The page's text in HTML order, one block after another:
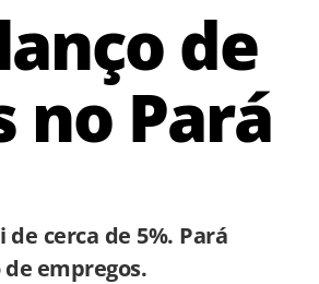
de
no Pará
cerca de 5%. Pará
empregos.